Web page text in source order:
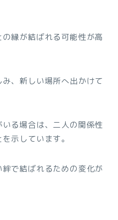
縁が結ばれる可能性が高
、新しい場所へ出かけて
る場合は、二人の関係性
示しています。
で結ばれるための変化が